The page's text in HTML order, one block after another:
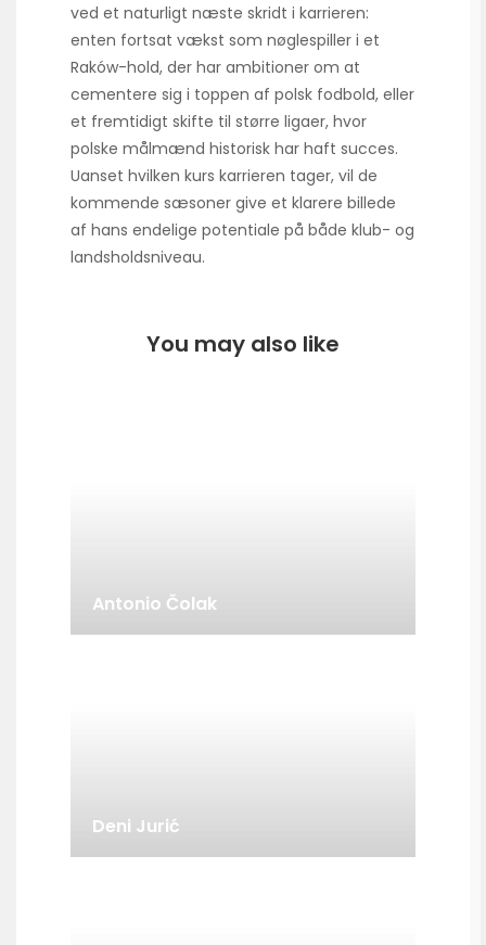
ved et naturligt næste skridt i karrieren:
enten fortsat vækst som nøglespiller i et
Raków-hold, der har ambitioner om at
cementere sig i toppen af polsk fodbold, eller
et fremtidigt skifte til større ligaer, hvor
polske målmænd historisk har haft succes.
Uanset hvilken kurs karrieren tager, vil de
kommende sæsoner give et klarere billede
af hans endelige potentiale på både klub- og
landsholdsniveau.
You may also like
Antonio Čolak
Deni Jurić